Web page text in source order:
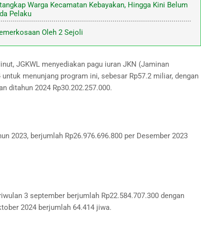
Warga Kecamatan Kebayakan, Hingga Kini Belum
Pelaku
Oleh 2 Sejoli
JGKWL menyediakan pagu iuran JKN (Jaminan
menunjang program ini, sebesar Rp57.2 miliar, dengan
ditahun 2024 Rp30.202.257.000.
2023, berjumlah Rp26.976.696.800 per Desember 2023
3 september berjumlah Rp22.584.707.300 dengan
2024 berjumlah 64.414 jiwa.